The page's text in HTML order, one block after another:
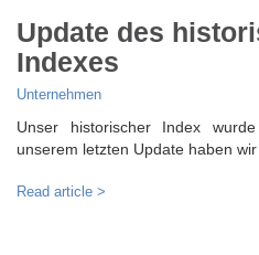
Update des
Indexes
Unternehmen
Unser historischer Index
unserem letzten Update haben
Read article >